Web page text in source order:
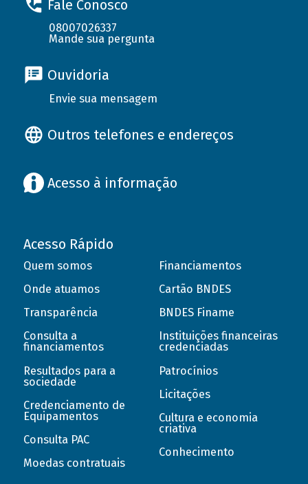
Fale Conosco
08007026337
Mande sua pergunta
Ouvidoria
Envie sua mensagem
Outros telefones e endereços
Acesso à informação
Acesso Rápido
Quem somos
Onde atuamos
Transparência
Consulta a
financiamentos
Resultados para a
sociedade
Credenciamento de
Equipamentos
Consulta PAC
Moedas contratuais
Financiamentos
Cartão BNDES
BNDES Finame
Instituições financeiras
credenciadas
Patrocínios
Licitações
Cultura e economia
criativa
Conhecimento